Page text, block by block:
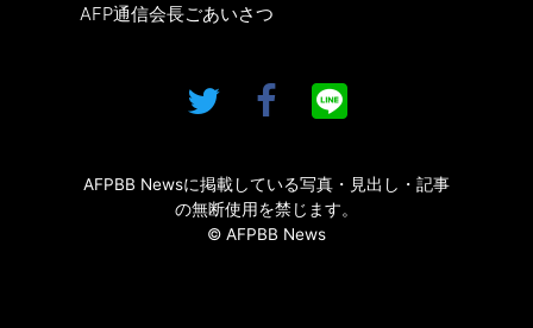
AFP通信会長ごあいさつ
AFPBB Newsに掲載している写真・見出し・記事
の無断使用を禁じます。
© AFPBB News